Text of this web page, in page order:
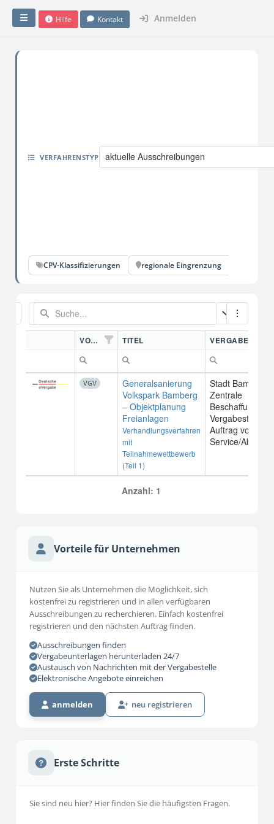
Hilfe Kontakt Anmelden
VERFAHRENSTYP aktuelle Ausschreibungen
CPV-Klassifizierungen regionale Eingrenzung
VORDN. TITEL
VGV
Generalsanierung
Volkspark Bamberg
– Objektplanung
Freianlagen
Verhandlungsverfahren
mit
Teilnahmewettbewerb
(Teil 1)
Stadt Bamberg /
Zentrale
Beschaffungs-
Vergabestelle im
Auftrag von
Service/Abt.
Anzahl: 1
Vorteile für Unternehmen
Nutzen Sie als Unternehmen die Möglichkeit, sich
kostenfrei zu registrieren und in allen verfügbaren
Ausschreibungen zu recherchieren. Einfach kostenfrei
registrieren und den nächsten Auftrag finden.
Ausschreibungen finden
Vergabeunterlagen herunterladen 24/7
Austausch von Nachrichten mit der Vergabestelle
Elektronische Angebote einreichen
anmelden neu registrieren
Erste Schritte
Sie sind neu hier? Hier finden Sie die häufigsten Fragen.